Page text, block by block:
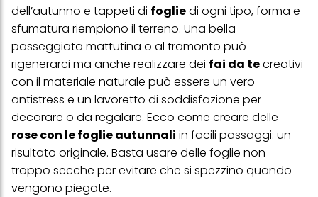
dell’autunno e tappeti di fogliedi ogni tipo, forma e
sfumatura riempiono il terreno. Una bella
passeggiata mattutina o al tramonto può
rigenerarci ma anche realizzare dei fai da tecreativi
con il materiale naturale può essere un vero
antistress e un lavoretto di soddisfazione per
decorare o da regalare. Ecco come creare delle
rose con le foglie autunnali in facili passaggi: un
risultato originale. Basta usare delle foglie non
troppo secche per evitare che si spezzino quando
vengono piegate.